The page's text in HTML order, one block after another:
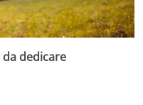
da dedicare